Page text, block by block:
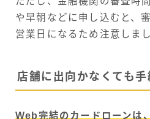
や早朝などに申し込むと、
営業日になるため注意しまし
店舗に出向かなくても手
Web完結のカードローンは